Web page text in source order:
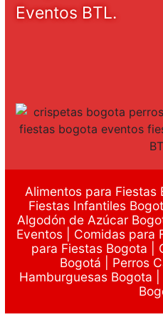
Eventos BTL.
Alimentos para Fiestas
Fiestas Infantiles
Algodón de Azúcar
Eventos | Comidas para
para Fiestas Bogota |
Bogotá | Perros
Hamburguesas Bogota